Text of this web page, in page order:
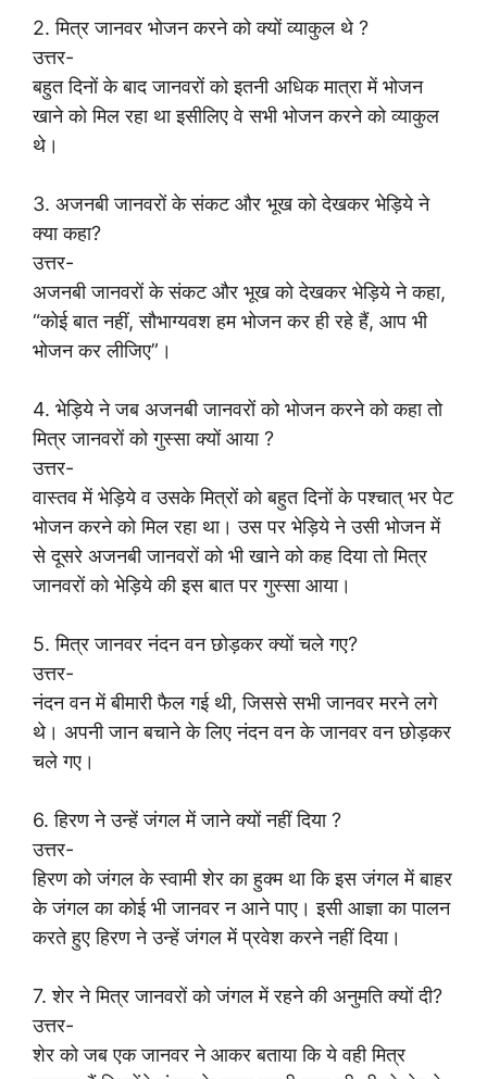
2. मित्र जानवर भोजन करने को क्यों व्याकुल थे ?
उत्तर-
बहुत दिनों के बाद जानवरों को इतनी अधिक मात्रा में भोजन
खाने को मिल रहा था इसीलिए वे सभी भोजन करने को व्याकुल
थे।
3. अजनबी जानवरों के संकट और भूख को देखकर भेड़िये ने
क्या कहा?
उत्तर-
अजनबी जानवरों के संकट और भूख को देखकर भेड़िये ने कहा,
“कोई बात नहीं, सौभाग्यवश हम भोजन कर ही रहे हैं, आप भी
भोजन कर लीजिए”।
4. भेड़िये ने जब अजनबी जानवरों को भोजन करने को कहा तो
मित्र जानवरों को गुस्सा क्यों आया ?
उत्तर-
वास्तव में भेड़िये व उसके मित्रों को बहुत दिनों के पश्चात् भर पेट
भोजन करने को मिल रहा था। उस पर भेड़िये ने उसी भोजन में
से दूसरे अजनबी जानवरों को भी खाने को कह दिया तो मित्र
जानवरों को भेड़िये की इस बात पर गुस्सा आया।
5. मित्र जानवर नंदन वन छोड़कर क्यों चले गए?
उत्तर-
नंदन वन में बीमारी फैल गई थी, जिससे सभी जानवर मरने लगे
थे। अपनी जान बचाने के लिए नंदन वन के जानवर वन छोड़कर
चले गए।
6. हिरण ने उन्हें जंगल में जाने क्यों नहीं दिया ?
उत्तर-
हिरण को जंगल के स्वामी शेर का हुक्म था कि इस जंगल में बाहर
के जंगल का कोई भी जानवर न आने पाए। इसी आज्ञा का पालन
करते हुए हिरण ने उन्हें जंगल में प्रवेश करने नहीं दिया।
7. शेर ने मित्र जानवरों को जंगल में रहने की अनुमति क्यों दी?
उत्तर-
शेर को जब एक जानवर ने आकर बताया कि ये वही मित्र